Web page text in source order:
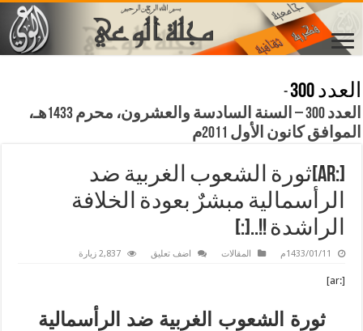
العدد 300
-
العدد 300 – السنة السادسة والعشرون، محرم 1433هـ،
الموافق كانون الأول 2011م
[:ar]ثورة الشعوب الغربية ضد
الرأسمالية مبشرٌ بعودة الخلافة
الراشدة !!..[:]
1433/01/11م المقالات اضف تعليق 2,837 زيارة
[:ar]
ثورة الشعوب الغربية ضد الرأسمالية